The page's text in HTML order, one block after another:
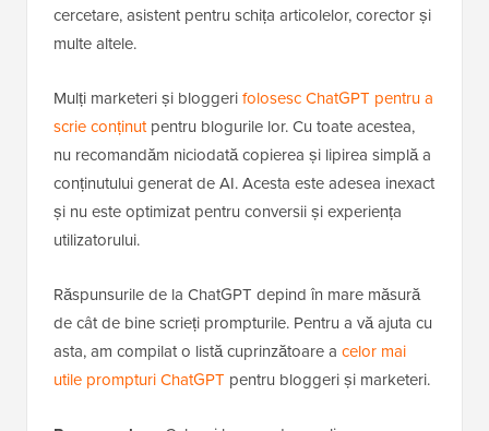
cercetare, asistent pentru schița articolelor, corector și
multe altele.
Mulți marketeri și bloggerifolosesc ChatGPT pentru a
scrie conținutpentru blogurile lor. Cu toate acestea,
nu recomandăm niciodată copierea și lipirea simplă a
conținutului generat de AI. Acesta este adesea inexact
și nu este optimizat pentru conversii și experiența
utilizatorului.
Răspunsurile de la ChatGPT depind în mare măsură
de cât de bine scrieți prompturile. Pentru a vă ajuta cu
asta, am compilat o listă cuprinzătoare a celor mai
utile prompturi ChatGPT pentru bloggeri și marketeri.